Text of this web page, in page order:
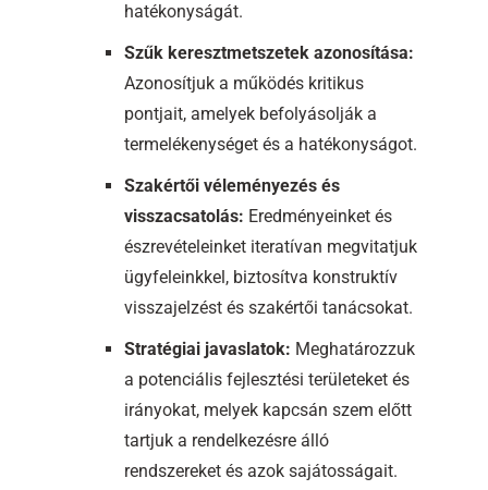
hatékonyságát.
Szűk keresztmetszetek azonosítása:
Azonosítjuk a működés kritikus
pontjait, amelyek befolyásolják a
termelékenységet és a hatékonyságot.
Szakértői véleményezés és
visszacsatolás: Eredményeinket és
észrevételeinket iteratívan megvitatjuk
ügyfeleinkkel, biztosítva konstruktív
visszajelzést és szakértői tanácsokat.
Stratégiai javaslatok: Meghatározzuk
a potenciális fejlesztési területeket és
irányokat, melyek kapcsán szem előtt
tartjuk a rendelkezésre álló
rendszereket és azok sajátosságait.